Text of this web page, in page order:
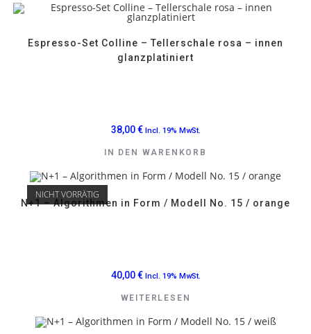
Espresso-Set Colline – Tellerschale rosa – innen
glanzplatiniert
38,00€ Incl. 19% MwSt.
IN DEN WARENKORB
NICHT VORRÄTIG
N+1 – Algorithmen in Form / Modell No. 15 / orange
40,00€ Incl. 19% MwSt.
WEITERLESEN